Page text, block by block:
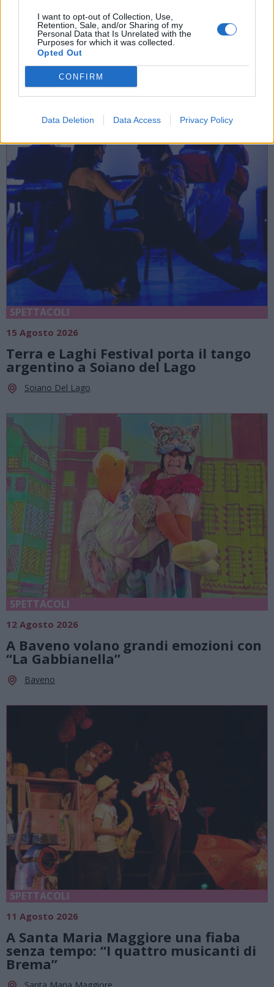
I want to opt-out of Collection, Use,
Retention, Sale, and/or Sharing of my
Personal Data that Is Unrelated with the
Purposes for which it was collected.
Opted Out
CONFIRM
Data Deletion Data Access Privacy Policy
15 Agosto 2026
Con Terra e Laghi a Lavena Ponte
Tresa la Festa dei Colori
Lavena Ponte Tresa
Area Feste Lavena Ponte Tresa
SPETTACOLI
15 Agosto 2026
Terra e Laghi Festival porta il tango
argentino a Soiano del Lago
Soiano Del Lago
SPETTACOLI
12 Agosto 2026
A Baveno volano grandi emozioni con
“La Gabbianella”
Baveno
SPETTACOLI
11 Agosto 2026
A Santa Maria Maggiore una fiaba
senza tempo: “I quattro musicanti di
Brema”
Santa Maria Maggiore